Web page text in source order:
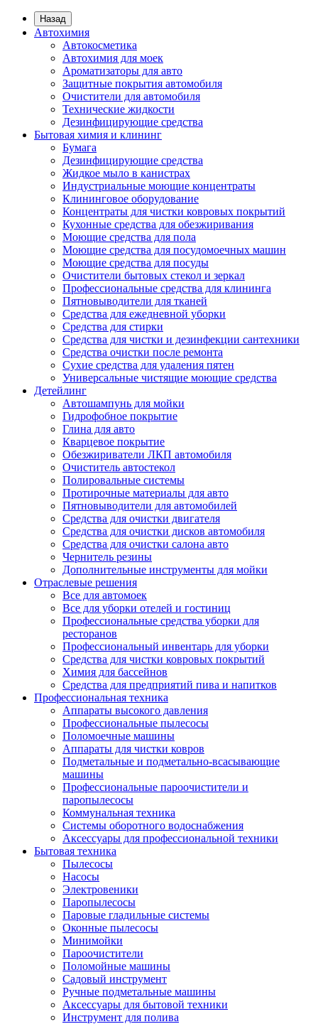
Назад
Автохимия
Автокосметика
Автохимия для моек
Ароматизаторы для авто
Защитные покрытия автомобиля
Очистители для автомобиля
Технические жидкости
Дезинфицирующие средства
Бытовая химия и клининг
Бумага
Дезинфицирующие средства
Жидкое мыло в канистрах
Индустриальные моющие концентраты
Клининговое оборудование
Концентраты для чистки ковровых покрытий
Кухонные средства для обезжиривания
Моющие средства для пола
Моющие средства для посудомоечных машин
Моющие средства для посуды
Очистители бытовых стекол и зеркал
Профессиональные средства для клининга
Пятновыводители для тканей
Средства для ежедневной уборки
Средства для стирки
Средства для чистки и дезинфекции сантехники
Средства очистки после ремонта
Сухие средства для удаления пятен
Универсальные чистящие моющие средства
Детейлинг
Автошампунь для мойки
Гидрофобное покрытие
Глина для авто
Кварцевое покрытие
Обезжириватели ЛКП автомобиля
Очиститель автостекол
Полировальные системы
Протирочные материалы для авто
Пятновыводители для автомобилей
Средства для очистки двигателя
Средства для очистки дисков автомобиля
Средства для очистки салона авто
Чернитель резины
Дополнительные инструменты для мойки
Отраслевые решения
Все для автомоек
Все для уборки отелей и гостиниц
Профессиональные средства уборки для
ресторанов
Профессиональный инвентарь для уборки
Средства для чистки ковровых покрытий
Химия для бассейнов
Cредства для предприятий пива и напитков
Профессиональная техника
Аппараты высокого давления
Профессиональные пылесосы
Поломоечные машины
Аппараты для чистки ковров
Подметальные и подметально-всасывающие
машины
Профессиональные пароочистители и
паропылесосы
Коммунальная техника
Системы оборотного водоснабжения
Аксессуары для профессиональной техники
Бытовая техника
Пылесосы
Насосы
Электровеники
Паропылесосы
Паровые гладильные системы
Оконные пылесосы
Минимойки
Пароочистители
Поломойные машины
Садовый инструмент
Ручные подметальные машины
Аксессуары для бытовой техники
Инструмент для полива